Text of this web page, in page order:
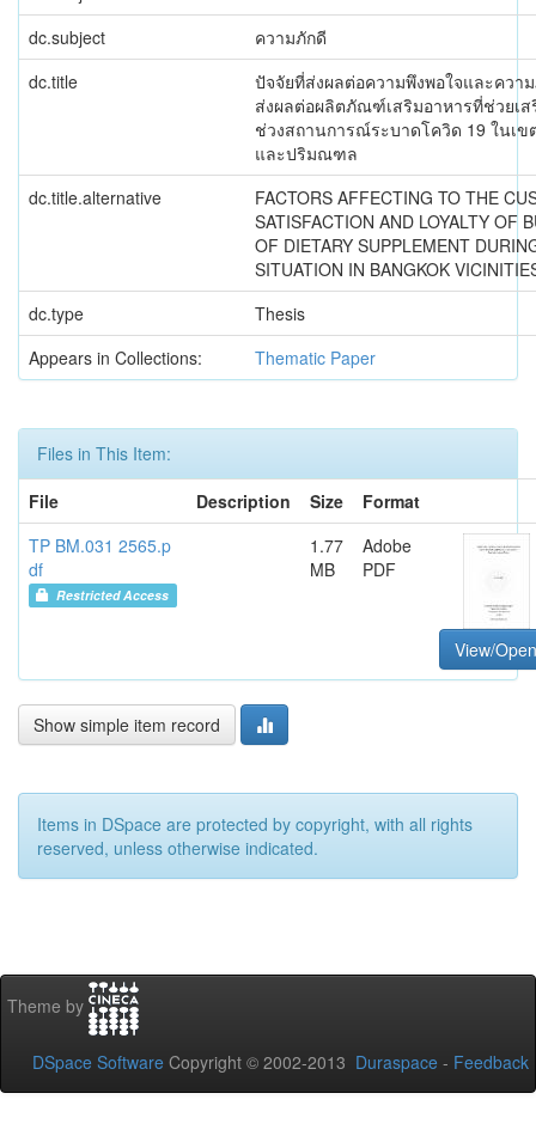
dc.subject
ความภักดี
dc.title
ปัจจัยที่ส่งผลต่อความพึงพอใจและควา
ส่งผลต่อผลิตภัณฑ์เสริมอาหารที่ช่วยเ
ช่วงสถานการณ์ระบาดโควิด 19 ในเข
และปริมณฑล
dc.title.alternative
FACTORS AFFECTING TO THE
SATISFACTION AND LOYALTY OF
OF DIETARY SUPPLEMENT
SITUATION IN BANGKOK
dc.type
Thesis
Appears in Collections:
Thematic Paper
Files in This Item:
File
Description Size
Format
TP BM.031 2565.p
df
Restricted Access
1.77
MB
Adobe
PDF
View/Open
Show simple item record
Items in DSpace are protected by copyright, with all rights
reserved, unless otherwise indicated.
Theme by
DSpace Software Copyright © 2002-2013 Duraspace - Feedback